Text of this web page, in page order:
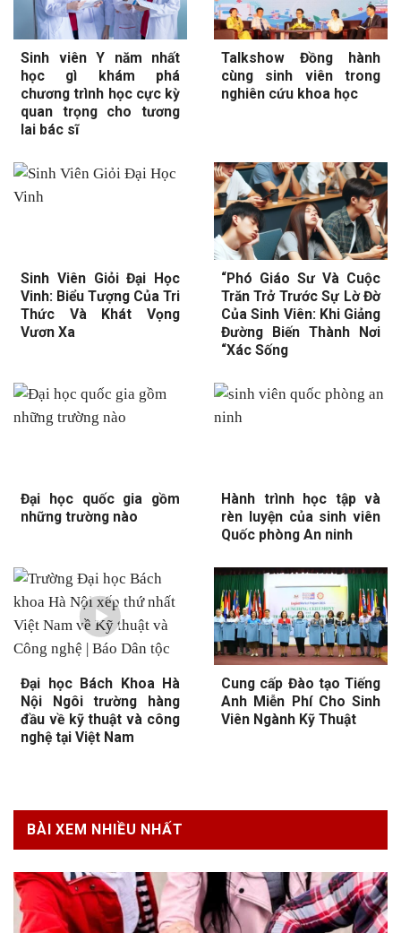
Sinh viên Y năm nhất
học gì khám phá
chương trình học cực kỳ
quan trọng cho tương
lai bác sĩ
Talkshow Đồng hành
cùng sinh viên trong
nghiên cứu khoa học
Sinh Viên Giỏi Đại Học
Vinh: Biểu Tượng Của Tri
Thức Và Khát Vọng
Vươn Xa
“Phó Giáo Sư Và Cuộc
Trăn Trở Trước Sự Lờ Đờ
Của Sinh Viên: Khi Giảng
Đường Biến Thành Nơi
“Xác Sống
Đại học quốc gia gồm
những trường nào
Hành trình học tập và
rèn luyện của sinh viên
Quốc phòng An ninh
Đại học Bách Khoa Hà
Nội Ngôi trường hàng
đầu về kỹ thuật và công
nghệ tại Việt Nam
Cung cấp Đào tạo Tiếng
Anh Miễn Phí Cho Sinh
Viên Ngành Kỹ Thuật
BÀI XEM NHIỀU NHẤT